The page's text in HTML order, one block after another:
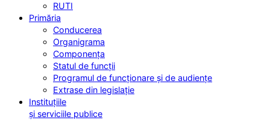
RUTI
Primăria
Conducerea
Organigrama
Componența
Statul de funcții
Programul de funcționare și de audiențe
Extrase din legislație
Instituțiile
și serviciile publice